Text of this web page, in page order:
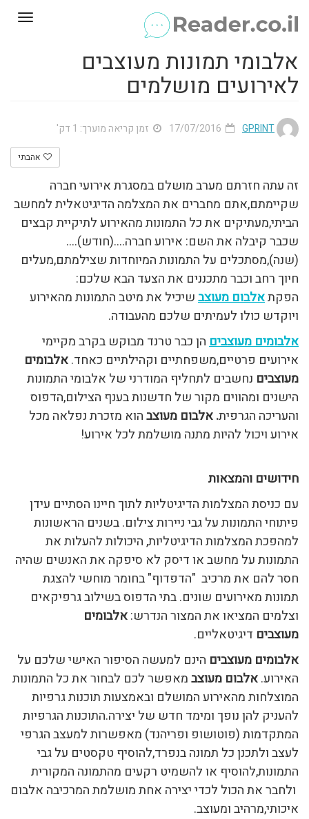
אלבומי תמונות מעוצבים
לאירועים מושלמים
GPRINT זמן קריאה מוערך: 1 דק'
אהבתי
זה עתה חזרתם מערב מושלם במסגרת אירועי חברה
שקיימתם,אתם מחברים את המצלמה הדיגיטאלית למחשב
הביתי,מעתיקים את כל התמונות מהאירוע לתיקיית קבצים
שכבר קיבלה את השם: אירוע חברה….(חודש)….
(שנה),מסתכלים על התמונות המיוחדות שצילמתם,מעלים
חיוך רחב וכבר מתכננים את הצעד הבא שלכם:
הפקתאלבום מעוצבשיכיל את מיטב התמונות מהאירוע
ויוקדש כולו לעמיתים שלכם מהעבודה.
אלבומים מעוצביםהן כבר טרנד מבוקש בקרב מקיימי
אירועים פרטיים,משפחתיים וקהילתיים כאחד.אלבומים
מעוצבים נחשבים לתחליף המודרני של אלבומי התמונות
הישנים ומהווים מקור של חדשנות בענף הצילום,הדפוס
והעריכה הגרפית. אלבום מעוצבהוא מזכרת נפלאה מכל
אירוע ויכול להיות מתנה מושלמת לכל אירוע!
חידושים והמצאות
עם כניסת המצלמות הדיגיטליות לתוך חיינו הסתיים עידן
פיתוחי התמונות על גבי ניירות צילום. בשנים הראשונות
למהפכת המצלמות הדיגיטליות, היכולות להעלות את
התמונות על מחשב או דיסק לא סיפקה את האנשים שהיה
חסר להם את מרכיב "הדפדוף" בחומר מוחשי להצגת
תמונות מאירועים שונים. בתי הדפוס בשילוב גרפיקאים
וצלמים המציאו את המצור הנדרש:אלבומים
מעוצבים דיגיטאליים.
אלבומים מעוצבים הינם למעשה הסיפור האישי שלכם על
האירוע.אלבום מעוצבמאפשר לכם לבחור את כל התמונות
המוצלחות מהאירוע המושלם ובאמצעות תוכנות גרפיות
להעניק להן נופך ומימד חדש של יצירה.התוכנות הגרפיות
המתקדמות (פוטושופ ופריהנד) מאפשרות למעצב הגרפי
לעצב ולתכנן כל תמונה בנפרד,להוסיף טקסטים על גבי
התמונות,להוסיף או להשמיט רקעים מהתמונה המקורית
ולחבר את הכול לכדי יצירה אחת מושלמת המרכיבה אלבום
איכותי,מרהיב ומעוצב.